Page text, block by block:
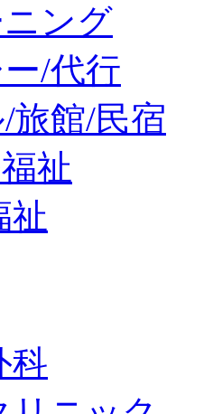
ング
/代行
旅館/民宿
祉
祉
科